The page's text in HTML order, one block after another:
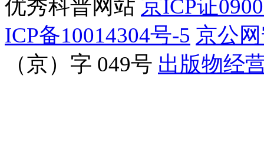
优秀科普网站 京ICP证
ICP备10014304号-5 京公
（京）字 049号 出版物经